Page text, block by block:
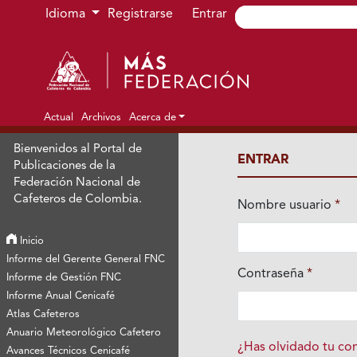
Ir al menú de navegación principal
Ir al contenido principal
Ir al pie de página del sitio
Idioma Registrarse Entrar
Actual Archivos Acerca de
Bienvenidos al Portal de
Publicaciones de la
Federación Nacional de
Cafeteros de Colombia.
Inicio
Informe del Gerente General FNC
Informe de Gestión FNC
Informe Anual Cenicafé
Atlas Cafeteros
Anuario Meteorológico Cafetero
Avances Técnicos Cenicafé
ENTRAR
Nombre usuario*
Obligatorio
Contraseña*
Obligatorio
¿Has olvidado tu